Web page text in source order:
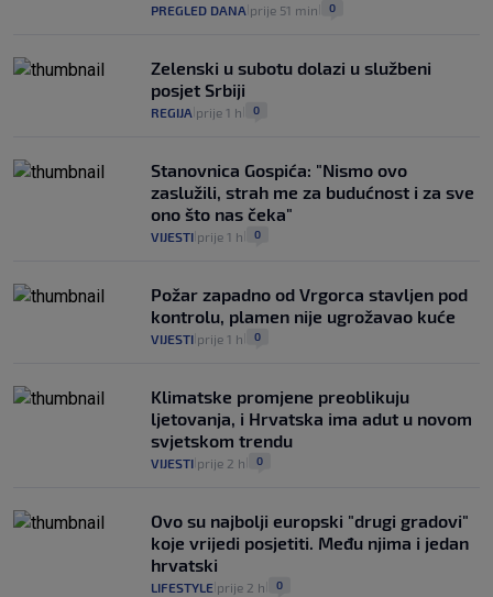
PREGLED DANA prije 51 min 0
Zelenski u subotu dolazi u službeni
posjet Srbiji
REGIJA prije 1 h 0
Stanovnica Gospića: "Nismo ovo
zaslužili, strah me za budućnost i za sve
ono što nas čeka"
VIJESTI prije 1 h 0
Požar zapadno od Vrgorca stavljen pod
kontrolu, plamen nije ugrožavao kuće
VIJESTI prije 1 h 0
Klimatske promjene preoblikuju
ljetovanja, i Hrvatska ima adut u novom
svjetskom trendu
VIJESTI prije 2 h 0
Ovo su najbolji europski "drugi gradovi"
koje vrijedi posjetiti. Među njima i jedan
hrvatski
LIFESTYLE prije 2 h 0